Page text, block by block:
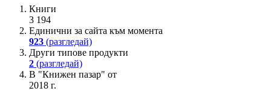
Книги
3 194
Единични за сайта към момента
923 (разгледай)
Други типове продукти
2 (разгледай)
В "Книжен пазар" от
2018 г.